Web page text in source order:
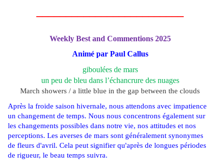
Weekly Best and Commentions 2025
Animé par Paul Callus
giboulées de mars
un peu de bleu dans l’échancrure des nuages
March showers / a little blue in the gap between the clouds
Après la froide saison hivernale, nous attendons avec impatience
un changement de temps. Nous nous concentrons également sur
les changements possibles dans notre vie, nos attitudes et nos
perceptions. Les averses de mars sont généralement synonymes
de fleurs d'avril. Cela peut signifier qu'après de longues périodes
de rigueur, le beau temps suivra.